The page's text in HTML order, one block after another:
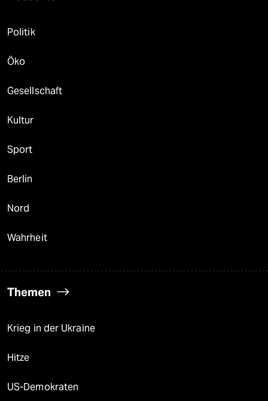
Politik
Öko
Gesellschaft
Kultur
Sport
Berlin
Nord
Wahrheit
Themen
Krieg in der Ukraine
Hitze
US-Demokraten